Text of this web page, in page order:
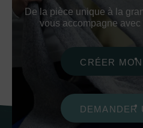
De la pièce unique à la
vous accompagne
CRÉER
DEMANDER